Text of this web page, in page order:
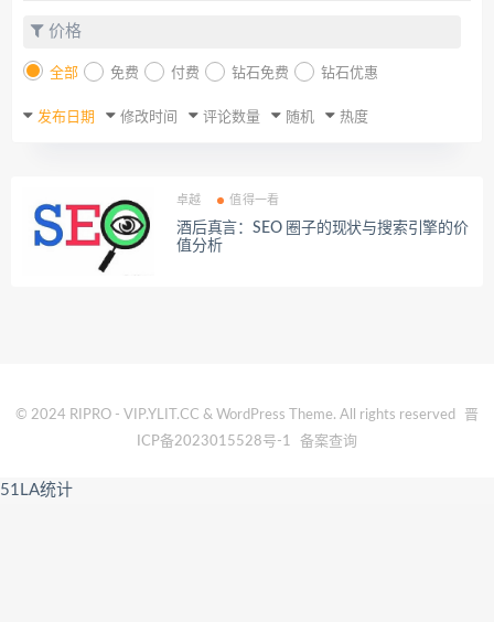
价格
全部 免费 付费 钻石免费 钻石优惠
发布日期 修改时间 评论数量 随机 热度
卓越 值得一看
酒后真言：SEO 圈子的现状与搜索引擎的价
值分析
© 2024 RIPRO - VIP.YLIT.CC & WordPress Theme. All rights reserved
晋
ICP备2023015528号-1
备案查询
51LA统计